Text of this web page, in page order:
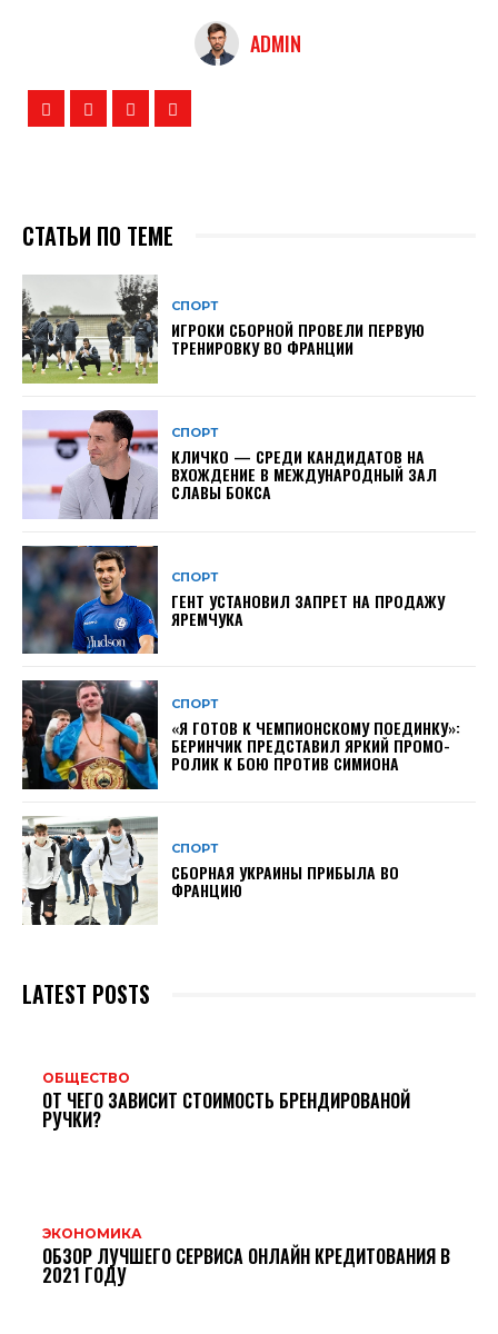
ADMIN
СТАТЬИ ПО ТЕМЕ
СПОРТ
ИГРОКИ СБОРНОЙ ПРОВЕЛИ ПЕРВУЮ
ТРЕНИРОВКУ ВО ФРАНЦИИ
СПОРТ
КЛИЧКО — СРЕДИ КАНДИДАТОВ НА
ВХОЖДЕНИЕ В МЕЖДУНАРОДНЫЙ ЗАЛ
СЛАВЫ БОКСА
СПОРТ
ГЕНТ УСТАНОВИЛ ЗАПРЕТ НА ПРОДАЖУ
ЯРЕМЧУКА
СПОРТ
«Я ГОТОВ К ЧЕМПИОНСКОМУ ПОЕДИНКУ»:
БЕРИНЧИК ПРЕДСТАВИЛ ЯРКИЙ ПРОМО-
РОЛИК К БОЮ ПРОТИВ СИМИОНА
СПОРТ
СБОРНАЯ УКРАИНЫ ПРИБЫЛА ВО
ФРАНЦИЮ
LATEST POSTS
ОБЩЕСТВО
ОТ ЧЕГО ЗАВИСИТ СТОИМОСТЬ БРЕНДИРОВАНОЙ
РУЧКИ?
ЭКОНОМИКА
ОБЗОР ЛУЧШЕГО СЕРВИСА ОНЛАЙН КРЕДИТОВАНИЯ В
2021 ГОДУ